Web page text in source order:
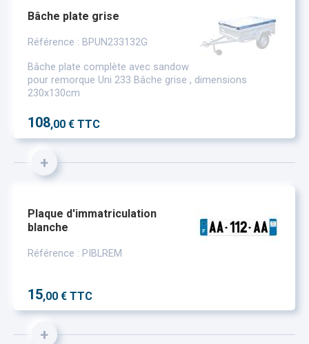
Bâche plate grise
Référence : BPUN233132G
Bâche plate complète avec sandow
pour remorque Uni 233 Bâche grise , dimensions
230x130cm
108,00 € TTC
+
Plaque d'immatriculation
blanche
Référence : PIBLREM
15,00 € TTC
+